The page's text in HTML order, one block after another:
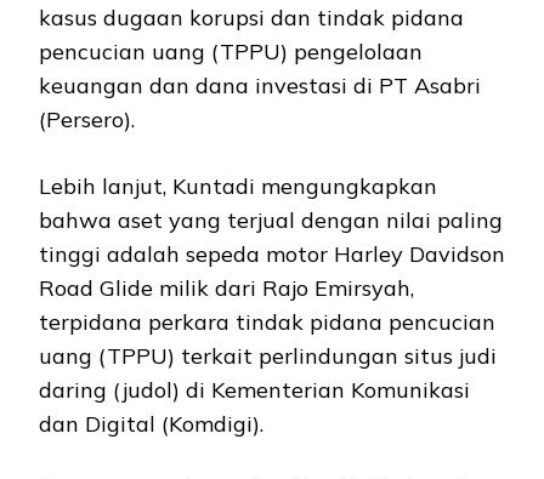
kasus dugaan korupsi dan tindak pidana
pencucian uang (TPPU) pengelolaan
keuangan dan dana investasi di PT Asabri
(Persero).
Lebih lanjut, Kuntadi mengungkapkan
bahwa aset yang terjual dengan nilai paling
tinggi adalah sepeda motor Harley Davidson
Road Glide milik dari Rajo Emirsyah,
terpidana perkara tindak pidana pencucian
uang (TPPU) terkait perlindungan situs judi
daring (judol) di Kementerian Komunikasi
dan Digital (Komdigi).